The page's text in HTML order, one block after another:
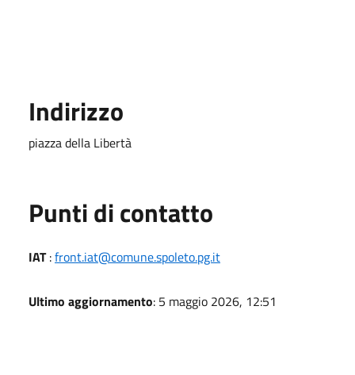
Indirizzo
piazza della Libertà
Punti di contatto
IAT:front.iat@comune.spoleto.pg.it
Ultimo aggiornamento: 5 maggio 2026, 12:51